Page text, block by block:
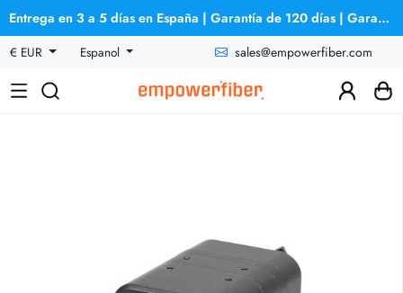
Entrega en 3 a 5 días en España | Garantía de 120 días | Garantía de reembolso
€ EUR
Espanol sales@empowerfiber.com